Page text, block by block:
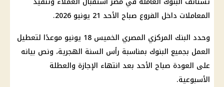
المعاملات داخل الفروع صباح الأحد 21 يونيو 2026.
وحدد البنك المركزي المصري
الخميس 18 يونيو موعدًا لتعطيل
العمل بجميع البنوك بمناسبة رأس السنة الهجرية، ونص بيانه
على العودة صباح الأحد بعد انتهاء الإجازة والعطلة
الأسبوعية.